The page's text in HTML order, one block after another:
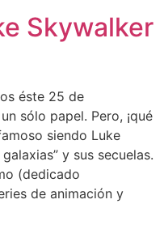
Skywalker
éste 25 de
sólo papel. Pero, ¡qué
siendo Luke
y sus secuelas.
(dedicado
de animación y